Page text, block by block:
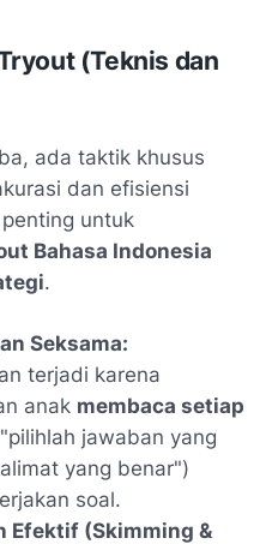
(Teknis dan
ada taktik khusus
dan efisiensi
untuk
Bahasa Indonesia
.
Seksama:
terjadi karena
anak membaca setiap
jawaban yang
yang benar")
soal.
Efektif (Skimming &